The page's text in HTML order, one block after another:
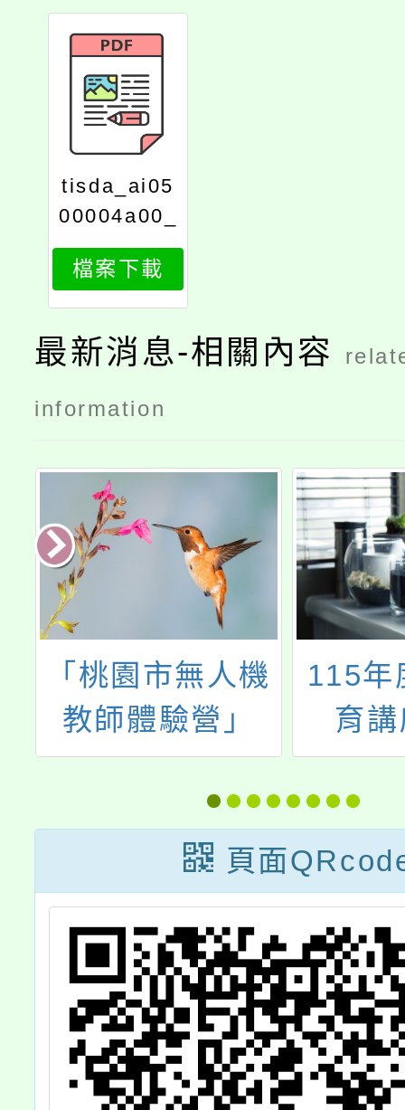
tisda_ai05
00004a00_
attch4
檔案下載
最新消息-相關內容
information
「桃園市無人機
教師體驗營」
112學年第一場
115年
育
頁面